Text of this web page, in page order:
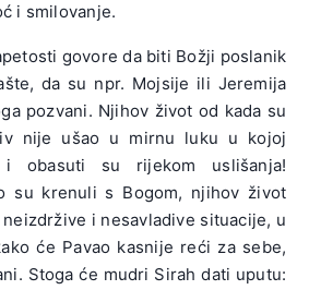
i smilovanje.
govore da biti Božji poslanik
da su npr. Mojsije ili Jeremija
pozvani. Njihov život od kada su
nije ušao u mirnu luku u kojoj
i obasuti su rijekom uslišanja!
su krenuli s Bogom, njihov život
i nesavladive situacije, u
će Pavao kasnije reći za sebe,
Stoga će mudri Sirah dati uputu: